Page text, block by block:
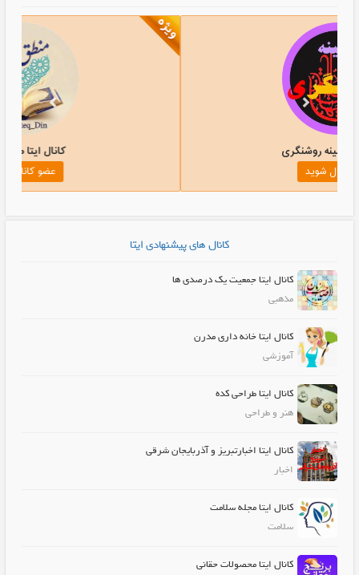
کانال ایتا گنجینه روشنگری
کانال های پیشنهادی ایتا
کانال ایتا جمعیت یک درصدی ها
مذهبی
کانال ایتا خانه داری مدرن
آموزشی
کانال ایتا طراحی کده
هنر و طراحی
کانال ایتا اخبارتبریز و آذربایجان شرقی
اخبار
کانال ایتا مجله سلامت
سلامت
کانال ایتا محصولات حقانی